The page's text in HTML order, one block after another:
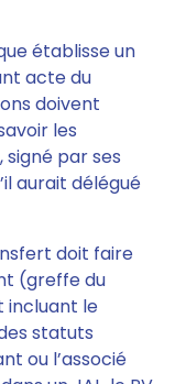
établisse un
acte du
doivent
les
signé par ses
aurait délégué
doit faire
(greffe du
incluant le
statuts
ou l’associé